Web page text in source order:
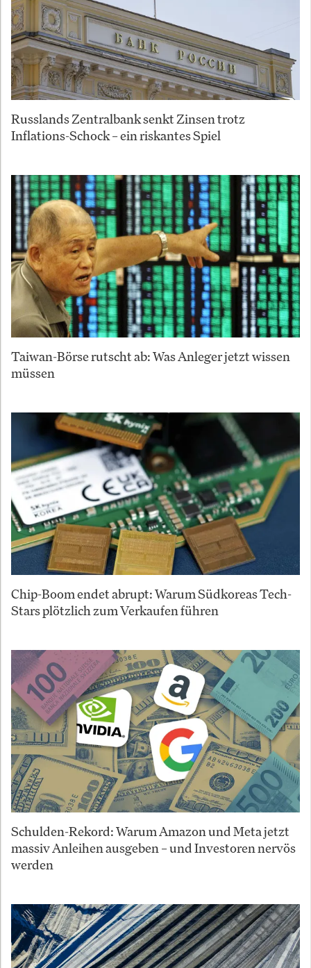
Russlands Zentralbank senkt Zinsen trotz
Inflations-Schock – ein riskantes Spiel
Taiwan-Börse rutscht ab: Was Anleger jetzt wissen
müssen
Chip-Boom endet abrupt: Warum Südkoreas Tech-
Stars plötzlich zum Verkaufen führen
Schulden-Rekord: Warum Amazon und Meta jetzt
massiv Anleihen ausgeben – und Investoren nervös
werden